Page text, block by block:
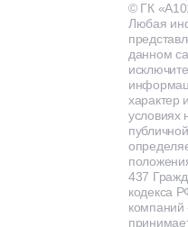
© ГК
Любая
данном
характер
условиях
437
кодекса